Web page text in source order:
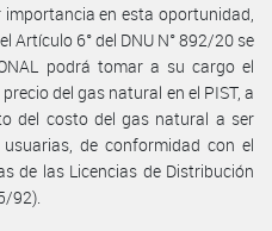
en esta oportunidad,
Artículo 6° del DNU N° 892/20 se
podrá tomar a su cargo el
del gas natural en el PIST, a
del costo del gas natural a ser
de conformidad con el
de las Licencias de Distribución
92).